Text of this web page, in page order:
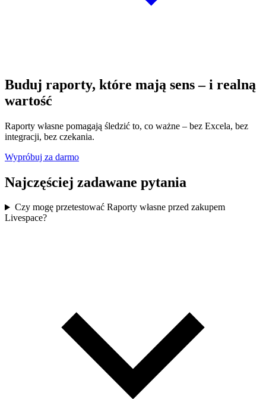
Buduj raporty, które mają sens – i realną
wartość
Raporty własne pomagają śledzić to, co ważne – bez Excela, bez
integracji, bez czekania.
Wypróbuj za darmo
Najczęściej zadawane pytania
Czy mogę przetestować Raporty własne przed zakupem
Livespace?